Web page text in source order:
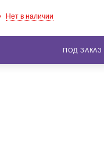
Нет в наличии
ПОД ЗАКАЗ